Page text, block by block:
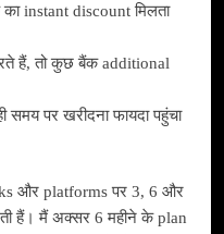
instant discount मिलता
हैं, तो कुछ बैंक additional
पर खरीदना फायदा पहुंचा
और platforms पर 3, 6 और
हैं। मैं अक्सर 6 महीने के plan